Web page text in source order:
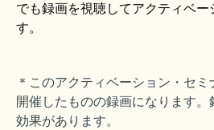
でも録画を視聴してアクティベー
す。
＊このアクティベーション・セ
開催したものの録画になります
効果があります。